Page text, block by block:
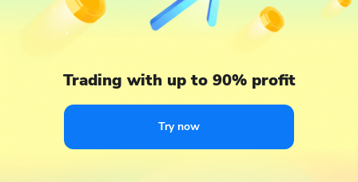
Trading with up to 90% profit
Try now